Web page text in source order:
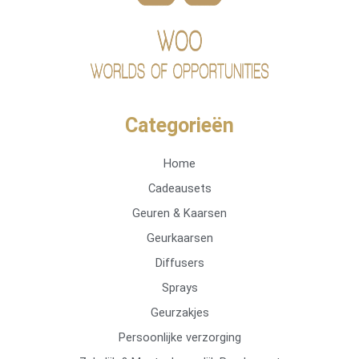
Categorieën
Home
Cadeausets
Geuren & Kaarsen
Geurkaarsen
Diffusers
Sprays
Geurzakjes
Persoonlijke verzorging